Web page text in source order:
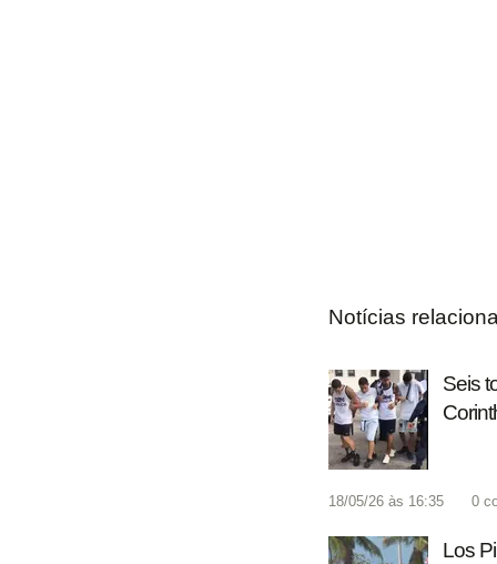
Notícias
Seis
18/05/26 às 16:35 0
Los